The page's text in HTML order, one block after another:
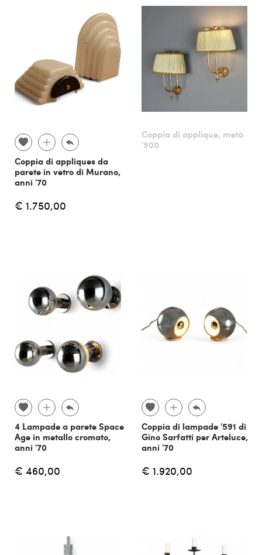
Coppia di appliques da
parete in vetro di Murano,
anni '70
€ 1.750,00
Coppia di applique, metà
'900
4 Lampade a parete Space
Age in metallo cromato,
anni '70
€ 460,00
Coppia di lampade '591 di
Gino Sarfatti per Arteluce,
anni '70
€ 1.920,00